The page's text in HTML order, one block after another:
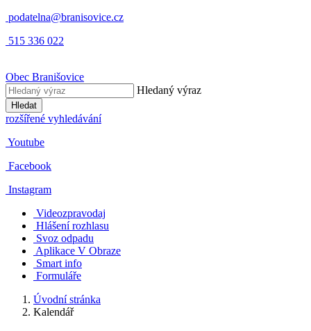
podatelna@branisovice.cz
515 336 022
Obec Branišovice
Hledaný výraz
Hledat
rozšířené vyhledávání
Youtube
Facebook
Instagram
Videozpravodaj
Hlášení rozhlasu
Svoz odpadu
Aplikace V Obraze
Smart info
Formuláře
Úvodní stránka
Kalendář